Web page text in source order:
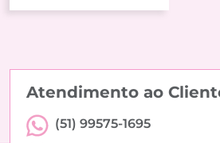
Atendimento ao
(51) 99575-1695